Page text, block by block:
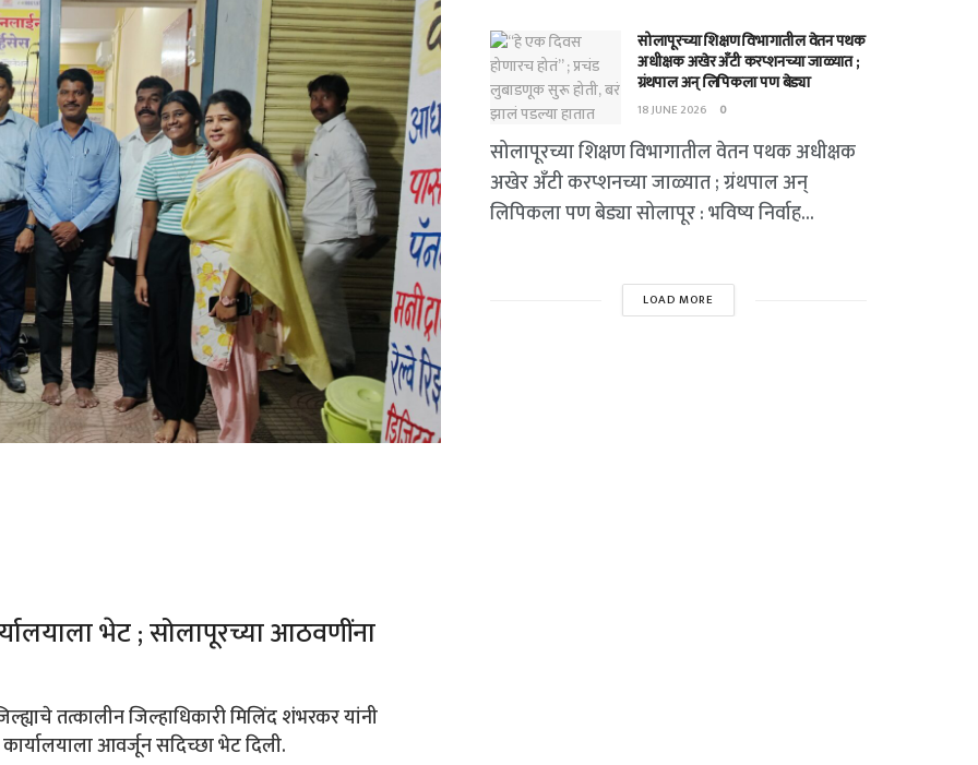
भेट ; सोलापूरच्या आठवणींना
तत्कालीन जिल्हाधिकारी मिलिंद शंभरकर यांनी
आवर्जून सदिच्छा भेट दिली.
सोलापूरच्या शिक्षण विभागातील वेतन पथक
अधीक्षक अखेर अँटी करप्शनच्या जाळ्यात ;
ग्रंथपाल अन् लिपिकला पण बेड्या
18 JUNE 2026 0
सोलापूरच्या शिक्षण विभागातील वेतन पथक अधीक्षक
अखेर अँटी करप्शनच्या जाळ्यात ; ग्रंथपाल अन्
लिपिकला पण बेड्या सोलापूर : भविष्य निर्वाह...
LOAD MORE